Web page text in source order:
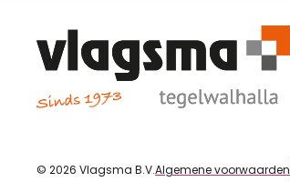
© 2026 Vlagsma B.V.Algemene voorwaarden